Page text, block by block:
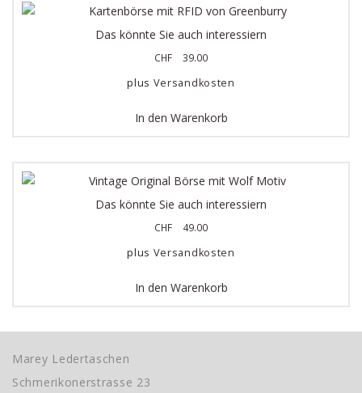
Das könnte Sie auch interessiern
CHF
39.00
plus Versandkosten
In den Warenkorb
Das könnte Sie auch interessiern
CHF
49.00
plus Versandkosten
In den Warenkorb
Marey Ledertaschen
Schmerikonerstrasse 23